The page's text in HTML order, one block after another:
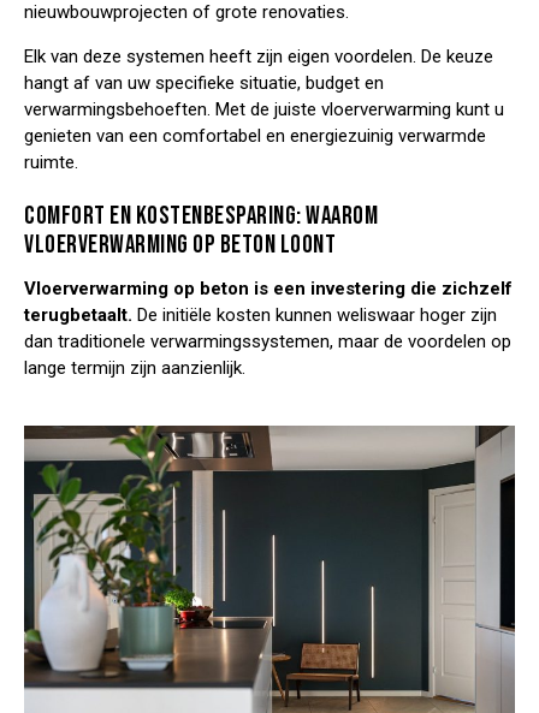
nieuwbouwprojecten of grote renovaties.
Elk van deze systemen heeft zijn eigen voordelen. De keuze
hangt af van uw specifieke situatie, budget en
verwarmingsbehoeften. Met de juiste vloerverwarming kunt u
genieten van een comfortabel en energiezuinig verwarmde
ruimte.
COMFORT EN KOSTENBESPARING: WAAROM
VLOERVERWARMING OP BETON LOONT
Vloerverwarming op beton is een investering die zichzelf
terugbetaalt. De initiële kosten kunnen weliswaar hoger zijn
dan traditionele verwarmingssystemen, maar de voordelen op
lange termijn zijn aanzienlijk.